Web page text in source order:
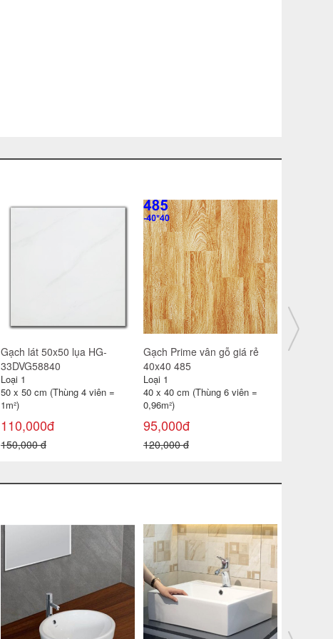
Gạch lát 30x30 CP-HA309
Loại 1
30 x 30 cm (Thùng 11 viên =
0,99m²)
185,000đ
220,000 đ
Gạch catalan 60x60 6119
Loại 1
60 x 60 cm (Thùng 4 viên =
1,44m2)
115,000đ
180,000 đ
Gạch đỏ